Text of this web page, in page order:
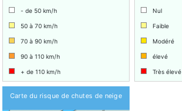
- de 50 km/h
50 à 70 km/h
70 à 90 km/h
90 à 110 km/h
+ de 110 km/h
Nul
Faible
Modéré
élevé
Très élevé
Carte du risque de chutes de neige